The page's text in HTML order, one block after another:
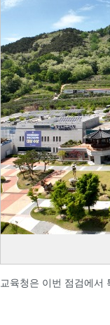
교육청은 이번 점검에서